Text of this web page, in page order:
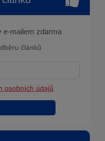
e-mailem zdarma
osobních údajů